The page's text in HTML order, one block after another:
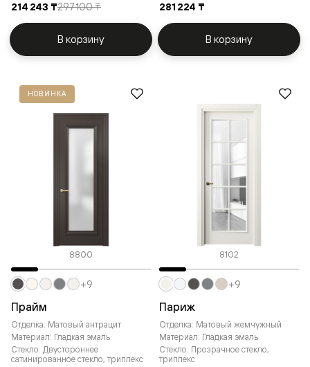
214 243 ₸297 100 ₸
В корзину
281 224 ₸
В корзину
НОВИНКА
8800
Прайм
Отделка: Матовый антрацит
Материал: Гладкая эмаль
Стекло: Двустороннее
сатинированное стекло, триплекс
+9
8102
Париж
Отделка: Матовый жемчужный
Материал: Гладкая эмаль
Стекло: Прозрачное стекло,
триплекс
+9